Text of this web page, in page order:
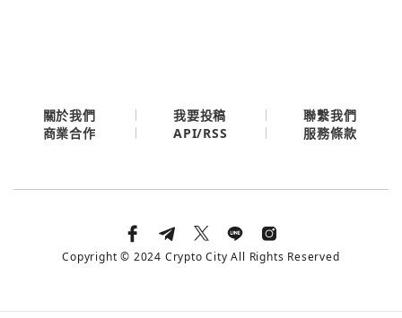
關於我們 我要投稿
聯繫我們
商業合作
API/RSS 服務條款
Copyright © 2024 Crypto City All Rights Reserved